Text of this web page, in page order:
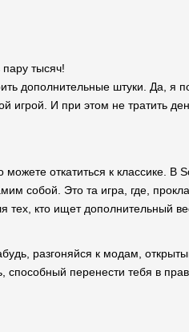
тысяч!
дополнительные штуки. Да,
игрой. И при этом не тратить
откатиться к классике. В
собой. Это та игра, где,
тех, кто ищет дополнительный
разгоняйся к модам,
способный перенести тебя в